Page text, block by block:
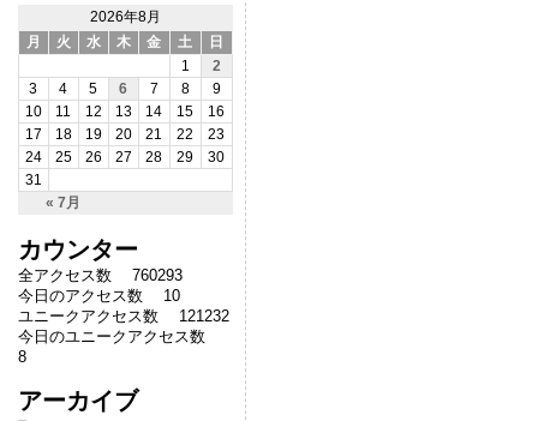
2026年8月
月
火 水 木 金 土 日
« 7月
1
2
3
4 5 6 7 8
9
10
11 12 13 14 15
16
17
18 19 20 21 22
23
24
25 26 27 28 29
30
31
カウンター
全アクセス数 760293
今日のアクセス数 10
ユニークアクセス数 121232
今日のユニークアクセス数
8
アーカイブ